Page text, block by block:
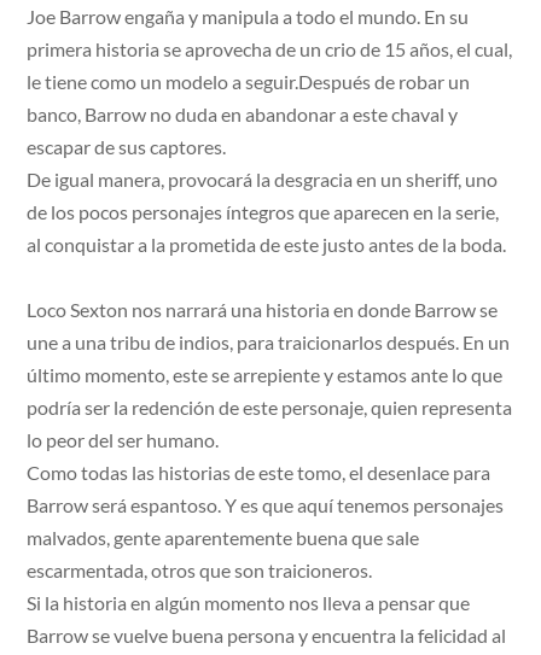
Joe Barrow engaña y manipula a todo el mundo. En su
primera historia se aprovecha de un crio de 15 años, el cual,
le tiene como un modelo a seguir.Después de robar un
banco, Barrow no duda en abandonar a este chaval y
escapar de sus captores.
De igual manera, provocará la desgracia en un sheriff, uno
de los pocos personajes íntegros que aparecen en la serie,
al conquistar a la prometida de este justo antes de la boda.
Loco Sexton nos narrará una historia en donde Barrow se
une a una tribu de indios, para traicionarlos después. En un
último momento, este se arrepiente y estamos ante lo que
podría ser la redención de este personaje, quien representa
lo peor del ser humano.
Como todas las historias de este tomo, el desenlace para
Barrow será espantoso. Y es que aquí tenemos personajes
malvados, gente aparentemente buena que sale
escarmentada, otros que son traicioneros.
Si la historia en algún momento nos lleva a pensar que
Barrow se vuelve buena persona y encuentra la felicidad al